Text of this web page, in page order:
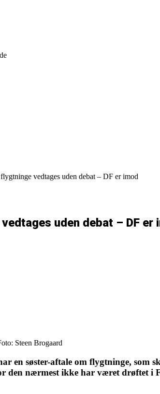
vedtages uden debat – DF er imod
uden debat – DF er
Steen Brogaard
en søster-aftale om flygtninge, som
den nærmest ikke har været drøftet i